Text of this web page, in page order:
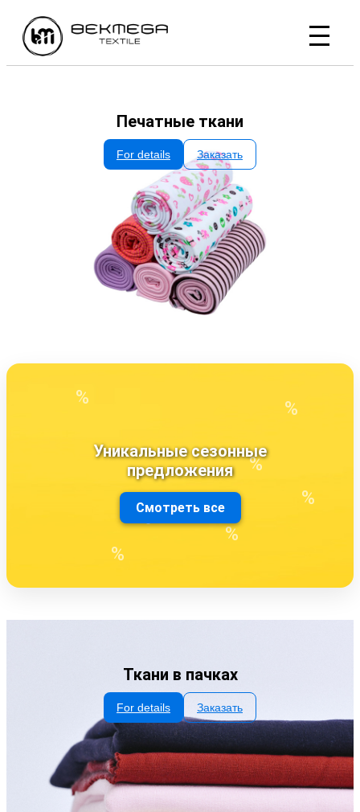
Печатные ткани
For details Заказать
%
%
%
%
%
%
%
Уникальные сезонные
предложения
Смотреть все
Ткани в пачках
For details Заказать